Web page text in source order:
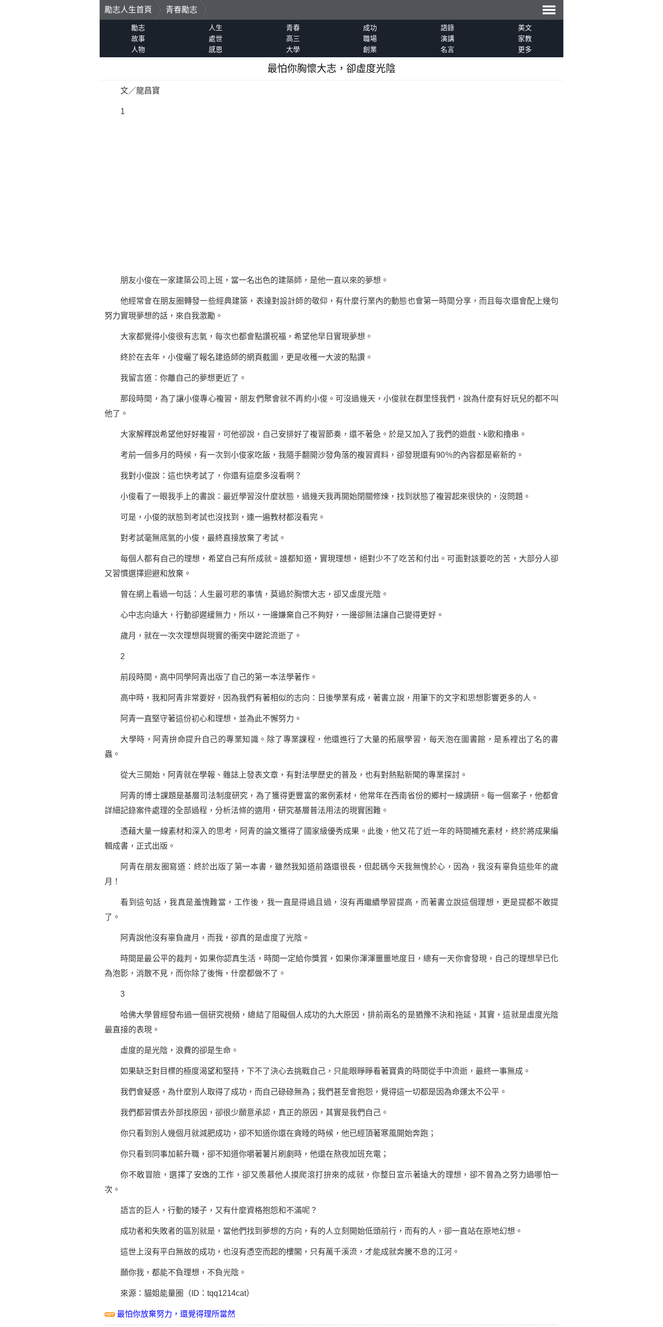
勵志人生首頁
青春勵志
導
勵志 人生 青春 成功 語錄
美文
故事
處世 高三 職場 演講
家教
人物
感恩 大學 創業 名言 更多
最怕你胸懷大志，卻虛度光陰
文／龍昌寶
1
朋友小俊在一家建築公司上班，當一名出色的建築師，是他一直以來的夢想 。
他經常會在朋友圈轉發一些經典建築，表達對設計師的敬仰，有什麼行業內的動態也會第一時間分享，而且每次還會配上幾句
努力實現夢想的話，來自我激勵 。
大家都覺得小俊很有志氣，每次也都會點讚祝福，希望他早日實現夢想。
終於在去年，小俊曬了報名建造師的網頁截圖，更是收穫一大波的點讚。
我留言道：你離自己的夢想更近了。
那段時間，為了讓小俊專心複習，朋友們聚會就不再約小俊。可沒過幾天，小俊就在群里怪我們，說為什麼有好玩兒的都不叫
他了。
大家解釋說希望他好好複習，可他卻說，自己安排好了複習節奏，還不著急。於是又加入了我們的遊戲、k歌和擼串。
考前一個多月的時候，有一次到小俊家吃飯，我隨手翻開沙發角落的複習資料，卻發現還有90％的內容都是嶄新的。
我對小俊說：這也快考試了，你還有這麼多沒看啊？
小俊看了一眼我手上的書說：最近學習沒什麼狀態，過幾天我再開始閉關修煉，找到狀態了複習起來很快的，沒問題。
可是，小俊的狀態到考試也沒找到，連一遍教材都沒看完。
對考試毫無底氣的小俊，最終直接放棄了考試。
每個人都有自己的理想，希望自己有所成就。誰都知道，實現理想，絕對少不了吃苦和付出。可面對該要吃的苦，大部分人卻
又習慣選擇迴避和放棄。
曾在網上看過一句話：人生最可悲的事情，莫過於胸懷大志，卻又虛度光陰。
心中志向遠大，行動卻遲緩無力，所以，一邊嫌棄自己不夠好，一邊卻無法讓自己變得更好。
歲月，就在一次次理想與現實的衝突中蹉跎流逝了。
2
前段時間，高中同學阿青出版了自己的第一本法學著作。
高中時，我和阿青非常要好，因為我們有著相似的志向：日後學業有成，著書立說，用筆下的文字和思想影響更多的人。
阿青一直堅守著這份初心和理想，並為此不懈努力。
大學時，阿青拚命提升自己的專業知識。除了專業課程，他還進行了大量的拓展學習，每天泡在圖書館，是系裡出了名的書
蟲。
從大三開始，阿青就在學報、雜誌上發表文章，有對法學歷史的普及，也有對熱點新聞的專業探討。
阿青的博士課題是基層司法制度研究，為了獲得更豐富的案例素材，他常年在西南省份的鄉村一線調研。每一個案子，他都會
詳細記錄案件處理的全部過程，分析法條的適用，研究基層普法用法的現實困難。
憑藉大量一線素材和深入的思考，阿青的論文獲得了國家級優秀成果。此後，他又花了近一年的時間補充素材，終於將成果編
輯成書，正式出版。
阿青在朋友圈寫道：終於出版了第一本書，雖然我知道前路還很長，但起碼今天我無愧於心，因為，我沒有辜負這些年的歲
月！
看到這句話，我真是羞愧難當，工作後，我一直是得過且過，沒有再繼續學習提高，而著書立說這個理想，更是提都不敢提
了。
阿青說他沒有辜負歲月，而我，卻真的是虛度了光陰。
時間是最公平的裁判，如果你認真生活，時間一定給你獎賞，如果你渾渾噩噩地度日，總有一天你會發現，自己的理想早已化
為泡影，消散不見，而你除了後悔，什麼都做不了。
3
哈佛大學曾經發布過一個研究視頻，總結了阻礙個人 成功的九大原因，排前兩名的是猶豫不決和拖延，其實，這就是虛度光陰
最直接的表現。
虛度的是光陰，浪費的卻是生命。
如果缺乏對目標的極度渴望和堅持，下不了決心去挑戰自己，只能眼睜睜看著寶貴的時間從手中流逝，最終一事無成。
我們會疑惑，為什麼別人取得了成功，而自己碌碌無為；我們甚至會抱怨，覺得這一切都是因為命運太不公平。
我們都習慣去外部找原因，卻很少願意承認，真正的原因，其實是我們自己。
你只看到別人幾個月就減肥成功，卻不知道你還在貪睡的時候，他已經頂著寒風開始奔跑；
你只看到同事加薪升職，卻不知道你嚼著薯片刷劇時，他還在熬夜加班充電；
你不敢冒險，選擇了安逸的工作，卻又羨慕他人摸爬滾打拚來的成就，你整日宣示著遠大的理想，卻不曾為之努力過哪怕一
次。
語言的巨人，行動的矮子，又有什麼資格抱怨和不滿呢？
成功者和失敗者的區別就是，當他們找到夢想的方向，有的人立刻開始低頭前行，而有的人，卻一直站在原地幻想。
這世上沒有平白無故的成功，也沒有憑空而起的樓閣，只有萬千溪流，才能成就奔騰不息的江河。
願你我，都能不負理想，不負光陰。
來源：貓姐能量圈（ID：tqq1214cat）
最怕你放棄努力，還覺得理所當然